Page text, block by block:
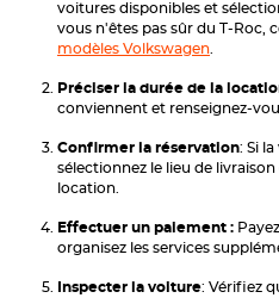
voitures disponibles et
vous n'êtes pas sûr du T-Roc,
modèles Volkswagen
Préciser la durée de la
conviennent et renseignez-
Confirmer la réservation: Si
sélectionnez le lieu de
location.
Effectuer un paiement :
organisez les services
Inspecter la voiture: Vérifiez